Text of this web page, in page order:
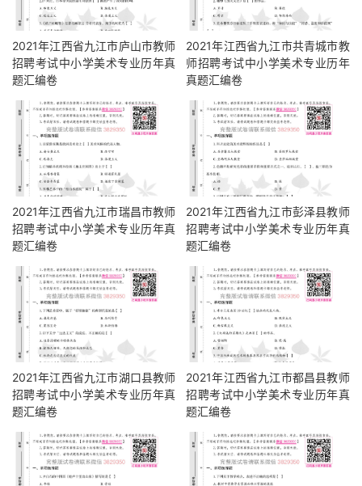
2021年江西省九江市庐山市教师
招聘考试中小学美术专业历年真
题汇编卷
2021年江西省九江市共青城市教
师招聘考试中小学美术专业历年
真题汇编卷
2021年江西省九江市瑞昌市教师
招聘考试中小学美术专业历年真
题汇编卷
2021年江西省九江市彭泽县教师
招聘考试中小学美术专业历年真
题汇编卷
2021年江西省九江市湖口县教师
招聘考试中小学美术专业历年真
题汇编卷
2021年江西省九江市都昌县教师
招聘考试中小学美术专业历年真
题汇编卷